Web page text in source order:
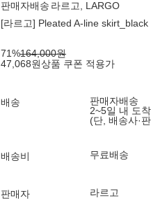
판매자배송 라르고, LARGO
[라르고] Pleated A-line skirt_black
71%164,000원
47,068원상품 쿠폰 적용가
배송
판매자배송
2~5일 내 도착
(단, 배송사·
배송비 무료배송
판매자 라르고